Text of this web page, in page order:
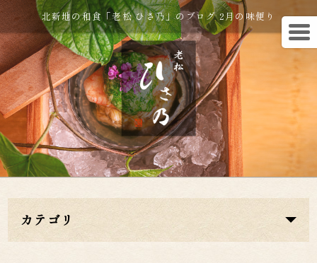
北新地の和食「老松 ひさ乃」のブログ 2月の味便り
カテゴリ